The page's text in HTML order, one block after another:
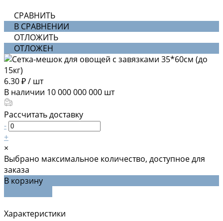
СРАВНИТЬ
В СРАВНЕНИИ
ОТЛОЖИТЬ
ОТЛОЖЕН
6.30 ₽/ шт
В наличии 10 000 000 000 шт
Рассчитать доставку
-
+
×
Выбрано максимальное количество, доступное для
заказа
В корзину
Характеристики